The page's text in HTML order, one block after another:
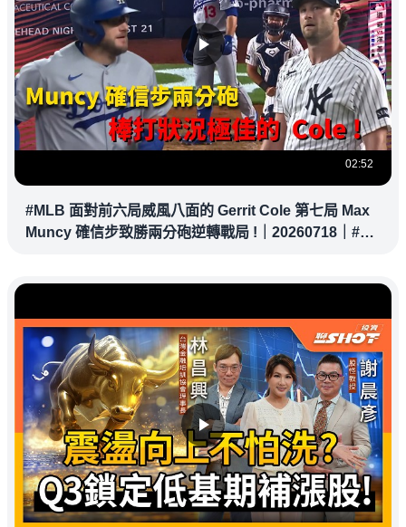
02:52
#MLB 面對前六局威風八面的 Gerrit Cole 第七局 Max
Muncy 確信步致勝兩分砲逆轉戰局 !｜20260718｜#洛